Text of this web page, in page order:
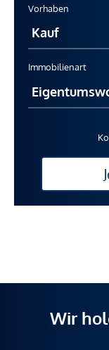
Vorhaben
Immobilienart
Wir